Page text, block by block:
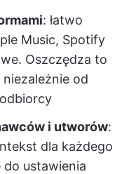
: łatwo
Music, Spotify
Oszczędza to
od
i utworów:
dla każdego
ustawienia